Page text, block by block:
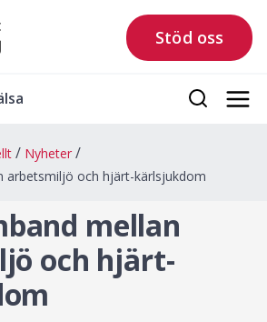
Stöd oss
Nyheter
arbetsmiljö och hjärt-kärlsjukdom
mellan
och hjärt-